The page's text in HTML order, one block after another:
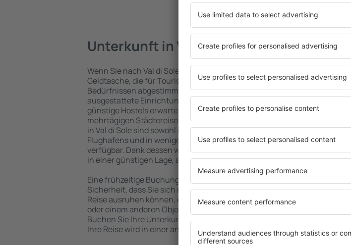
Mehr Angebote
Unterkunft in Val di Sole
Wenn Sie nach Val di Sole reisen, finden Sie Unterkünfte für jede
Geldtasche, die für Touristen mit unterschiedlichen
Bedürfnissen abgestimmt sind. Geräumige und komfortabel
ausgestattete Einrichtungen mit vielen Annehmlichkeiten und
günstige Hostels erwarten die Besucher, wo sie während einer
mehrtägigen Städtereise übernachten können. Die Unterkünfte
in Val di Sole sind sowohl im Zentrum als auch in der Nähe des
Flughafens und in weniger beliebten Stadtteilen oder Regionen
verfügbar. Dank dessen wählen Sie eine Unterkunft in Val di Sole
in einer günstigen Lage, abhängig von Ihren weiteren Vorhaben.
Eine frühzeitige Buchung der Unterkunft in Val di Sole gibt die
Sicherheit, dass Sie sich nach dem Erreichen des Ziels nach der
Reise ausruhen können, ohne nach einem Hotel, einer Wohnung
oder einem anderen Objekt für Reisende suchen zu müssen.
Buchen Sie Ihre Unterkunft vor dem Besuch von Val di Sole und
Ihre Reise wird in einer angenehmeren Atmosphäre verlaufen.